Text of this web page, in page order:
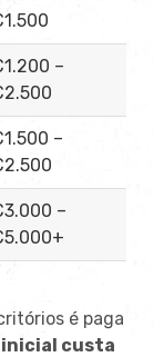
–
–
–
é paga
custa